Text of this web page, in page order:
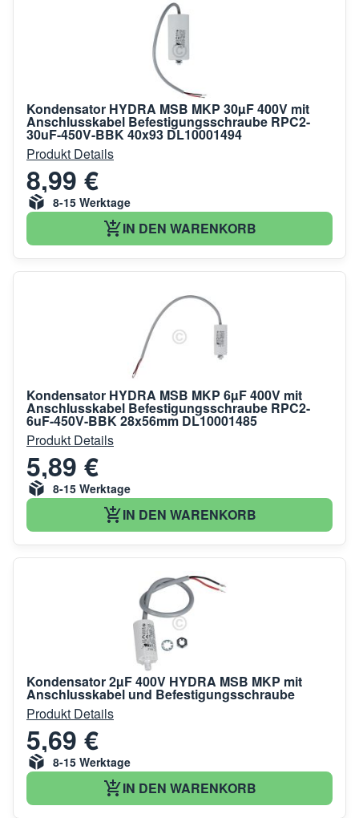
Kondensator HYDRA MSB MKP 30µF 400V mit
Anschlusskabel Befestigungsschraube RPC2-
30uF-450V-BBK 40x93 DL10001494
Produkt Details
8,99 €
8-15 Werktage
IN DEN WARENKORB
Kondensator HYDRA MSB MKP 6µF 400V mit
Anschlusskabel Befestigungsschraube RPC2-
6uF-450V-BBK 28x56mm DL10001485
Produkt Details
5,89 €
8-15 Werktage
IN DEN WARENKORB
Kondensator 2µF 400V HYDRA MSB MKP mit
Anschlusskabel und Befestigungsschraube
Produkt Details
5,69 €
8-15 Werktage
IN DEN WARENKORB